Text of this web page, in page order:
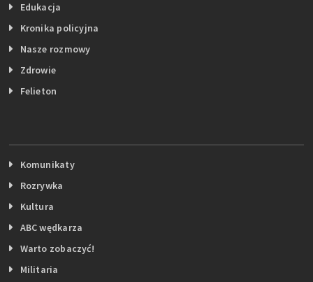
Edukacja
Kronika policyjna
Nasze rozmowy
Zdrowie
Felieton
Komunikaty
Rozrywka
Kultura
ABC wędkarza
Warto zobaczyć!
Militaria